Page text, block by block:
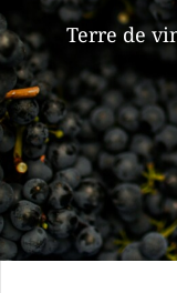
Terre de